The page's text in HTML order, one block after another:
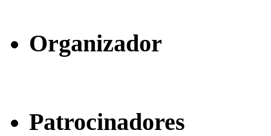
Organizador
Patrocinadores